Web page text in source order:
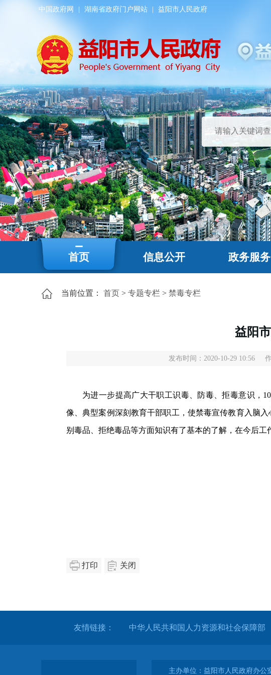
中国政府网 湖南省政府门户网站 益阳市人民政府
首页 信息公开 政务服务
当前位置： 首页 > 专题专栏 > 禁毒专栏
益阳
发布时间：2020-10-29 10:56
为进一步提高广大干职工识毒、防毒、拒毒意识，
像、典型案例深刻教育干部职工，使禁毒宣传教育入脑
别毒品、拒绝毒品等方面知识有了基本的了解，在今后
打印 关闭
友情链接： 中华人民共和国人力资源和社会保障部
主办单位：益阳市人民政府办公